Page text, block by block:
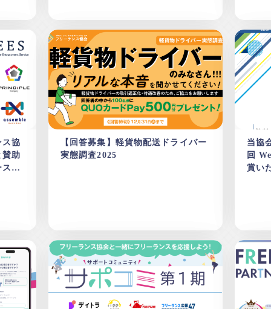
ス協
賛助
追
【回答募集】軽貨物配送ドライバー
実態調査2025
当協
回
賞い